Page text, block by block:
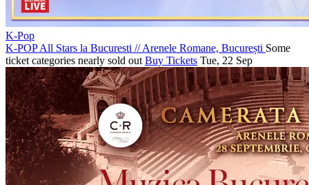
K-Pop
K-POP All Stars la Bucuresti //Arenele Romane, București Some
ticket categories nearly sold out Buy Tickets Tue, 22 Sep